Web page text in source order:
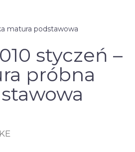
matura podstawowa
styczeń –
próbna